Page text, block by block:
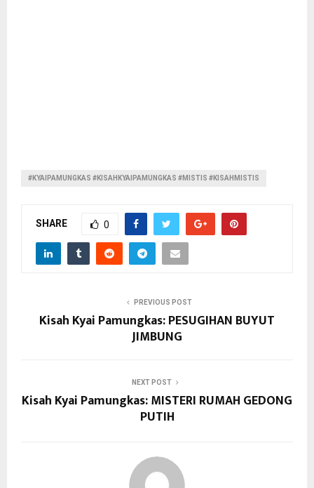
#KYAIPAMUNGKAS #KISAHKYAIPAMUNGKAS #MISTIS #KISAHMISTIS
SHARE 0
PREVIOUS POST
Kisah Kyai Pamungkas: PESUGIHAN BUYUT
JIMBUNG
NEXT POST
Kisah Kyai Pamungkas: MISTERI RUMAH GEDONG
PUTIH